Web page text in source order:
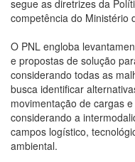
segue as diretrizes da
competência do Ministério
O PNL engloba
e propostas de solução
considerando todas as
busca identificar
movimentação de cargas
considerando a
campos logístico,
ambiental.